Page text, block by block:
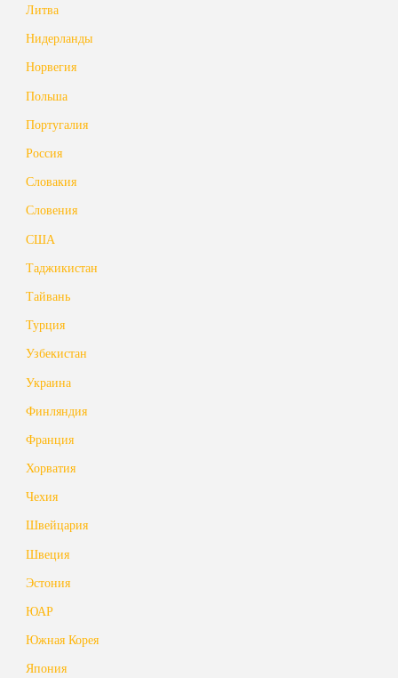
Литва
Нидерланды
Норвегия
Польша
Португалия
Россия
Словакия
Словения
США
Таджикистан
Тайвань
Турция
Узбекистан
Украина
Финляндия
Франция
Хорватия
Чехия
Швейцария
Швеция
Эстония
ЮАР
Южная Корея
Япония